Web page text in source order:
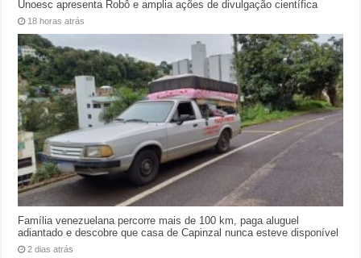
Unoesc apresenta Robô e amplia ações de divulgação científica
18 horas atrás
Família venezuelana percorre mais de 100 km, paga aluguel
adiantado e descobre que casa de Capinzal nunca esteve disponível
2 dias atrás